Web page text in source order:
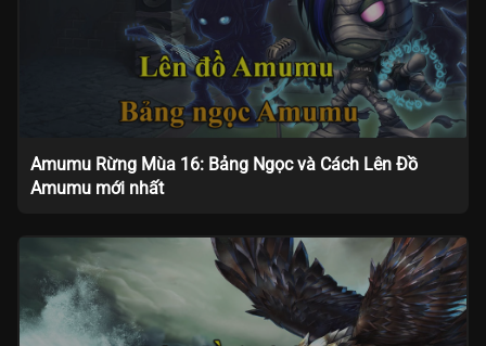
Amumu Rừng Mùa 16: Bảng Ngọc và Cách Lên Đồ
Amumu mới nhất